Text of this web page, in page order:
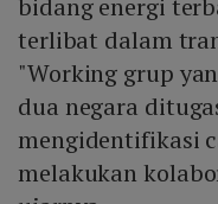
bidang energi
terlibat dalam
"Working grup
dua negara
mengidentifikasi
melakukan